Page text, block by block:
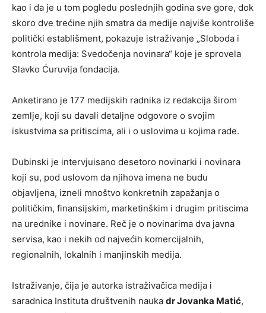
kao i da je u tom pogledu poslednjih godina sve gore, dok
skoro dve trećine njih smatra da medije najviše kontroliše
politički establišment, pokazuje istraživanje „Sloboda i
kontrola medija: Svedočenja novinara“ koje je sprovela
Slavko Ćuruvija fondacija.
Anketirano je 177 medijskih radnika iz redakcija širom
zemlje, koji su davali detaljne odgovore o svojim
iskustvima sa pritiscima, ali i o uslovima u kojima rade.
Dubinski je intervjuisano desetoro novinarki i novinara
koji su, pod uslovom da njihova imena ne budu
objavljena, izneli mnoštvo konkretnih zapažanja o
političkim, finansijskim, marketinškim i drugim pritiscima
na urednike i novinare. Reč je o novinarima dva javna
servisa, kao i nekih od najvećih komercijalnih,
regionalnih, lokalnih i manjinskih medija.
Istraživanje, čija je autorka istraživačica medija i
saradnica Instituta društvenih nauka dr Jovanka Matić,